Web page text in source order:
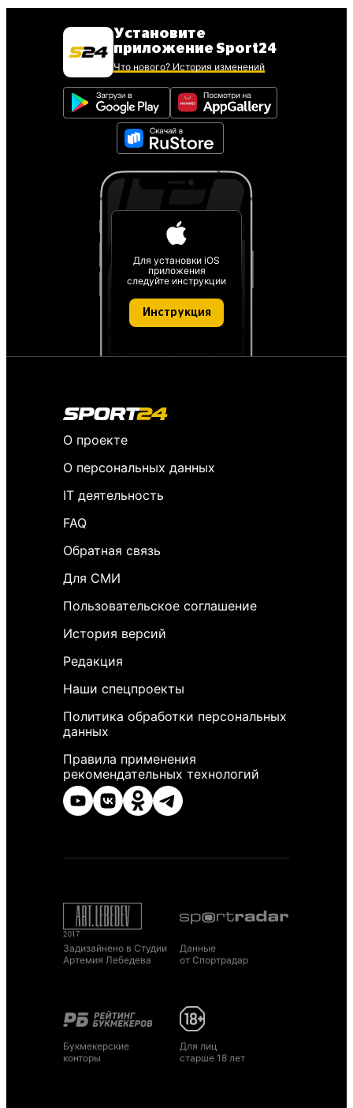
Установите
приложение Sport24
Что нового? История изменений
Для установки iOS
приложения
следуйте инструкции
Инструкция
О проекте
О персональных данных
IT деятельность
FAQ
Обратная связь
Для СМИ
Пользовательское соглашение
История версий
Редакция
Наши спецпроекты
Политика обработки персональных
данных
Правила применения
рекомендательных технологий
Задизайнено в Студии
Артемия Лебедева
Данные
от Спортрадар
Букмекерские
конторы
Для лиц
старше 18 лет